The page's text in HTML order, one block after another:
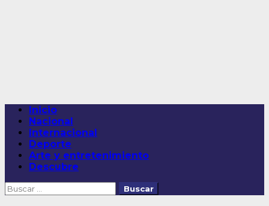
Menú
principal
Inicio
Nacional
Internacional
Deporte
Arte y entretenimiento
Descubre
Buscar: